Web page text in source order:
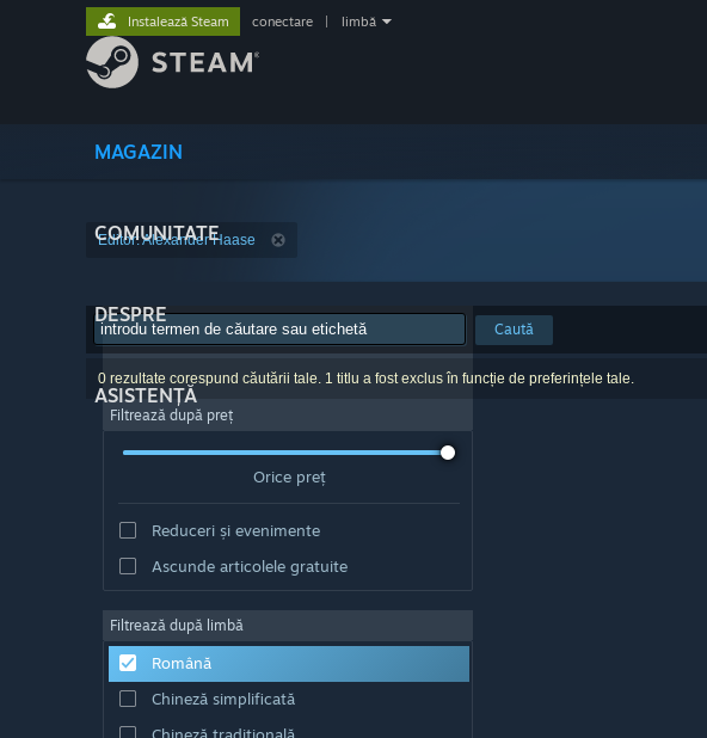
MAGAZIN
COMUNITATE
DESPRE
ASISTENȚĂ
Instalează Steam conectare limbă
Editor: Alexander Haase
Caută
0 rezultate corespund căutării tale. 1 titlu a fost exclus în funcție de preferințele tale.
Filtrează după preț
Orice preț
Reduceri și evenimente
Ascunde articolele gratuite
Filtrează după limbă
Română
Chineză simplificată